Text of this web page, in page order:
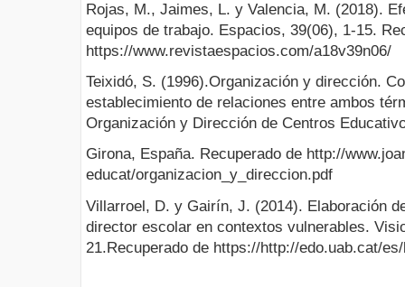
Rojas, M., Jaimes, L. y Valencia, M. (2018).
equipos de trabajo. Espacios, 39(06), 1-15.
https://www.revistaespacios.com/a18v39n06/
Teixidó, S. (1996).Organización y dirección.
establecimiento de relaciones entre ambos
Organización y Dirección de Centros
Girona, España. Recuperado de http://
educat/organizacion_y_direccion.pdf
Villarroel, D. y Gairín, J. (2014). Elaboración
director escolar en contextos vulnerables.
21.Recuperado de https://http://edo.uab.cat/